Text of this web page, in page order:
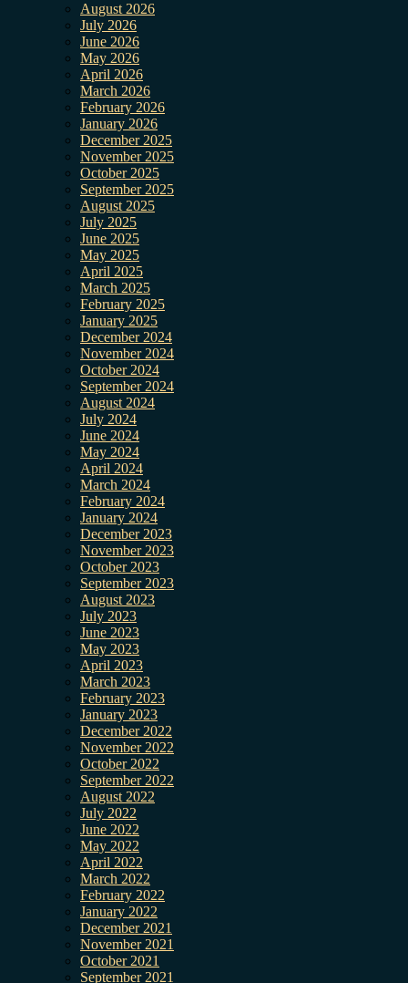
August 2026
July 2026
June 2026
May 2026
April 2026
March 2026
February 2026
January 2026
December 2025
November 2025
October 2025
September 2025
August 2025
July 2025
June 2025
May 2025
April 2025
March 2025
February 2025
January 2025
December 2024
November 2024
October 2024
September 2024
August 2024
July 2024
June 2024
May 2024
April 2024
March 2024
February 2024
January 2024
December 2023
November 2023
October 2023
September 2023
August 2023
July 2023
June 2023
May 2023
April 2023
March 2023
February 2023
January 2023
December 2022
November 2022
October 2022
September 2022
August 2022
July 2022
June 2022
May 2022
April 2022
March 2022
February 2022
January 2022
December 2021
November 2021
October 2021
September 2021